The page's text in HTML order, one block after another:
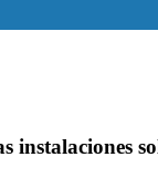
instalaciones